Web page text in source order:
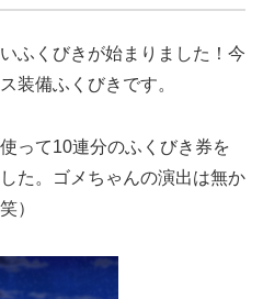
ふくびきが始まりました！今
装備ふくびきです。
って10連分のふくびき券を
た。ゴメちゃんの演出は無か
）